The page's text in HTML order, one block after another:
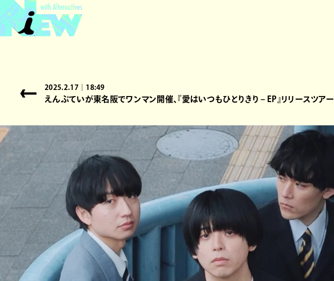
2025.2.17｜18:49
えんぷていが東名阪でワンマン開催、『愛はいつもひとりきり – EP』リリースツアー